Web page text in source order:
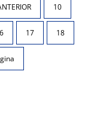
10
17 18